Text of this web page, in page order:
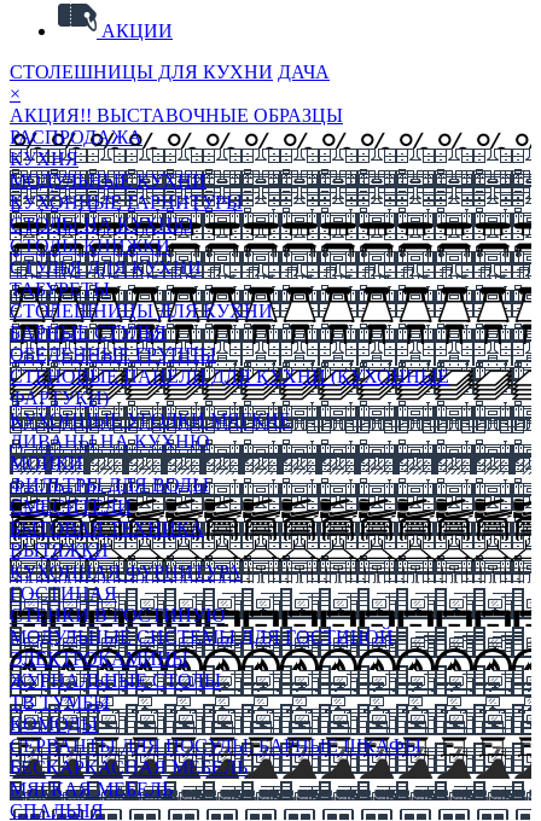
АКЦИИ
СТОЛЕШНИЦЫ ДЛЯ КУХНИ ДАЧА
×
АКЦИЯ!! ВЫСТАВОЧНЫЕ ОБРАЗЦЫ
РАСПРОДАЖА
КУХНЯ
МОДУЛЬНЫЕ КУХНИ
КУХОННЫЕ ГАРНИТУРЫ
СТОЛЫ НА КУХНЮ
СТОЛЫ КНИЖКИ
СТУЛЬЯ ДЛЯ КУХНИ
ТАБУРЕТЫ
СТОЛЕШНИЦЫ ДЛЯ КУХНИ
БАРНЫЕ СТУЛЬЯ
ОБЕДЕННЫЕ ГРУППЫ
СТЕНОВЫЕ ПАНЕЛИ ДЛЯ КУХНИ (КУХОННЫЕ
ФАРТУКИ)
КУХОННЫЕ УГОЛКИ МЯГКИЕ
ДИВАНЫ НА КУХНЮ
МОЙКИ
ФИЛЬТРЫ ДЛЯ ВОДЫ
СМЕСИТЕЛИ
БЫТОВАЯ ТЕХНИКА
ВЫТЯЖКИ
КУХОННАЯ ФУРНИТУРА
ГОСТИНАЯ
СТЕНКИ В ГОСТИНУЮ
МОДУЛЬНЫЕ СИСТЕМЫ ДЛЯ ГОСТИНОЙ
ЭЛЕКТРОКАМИНЫ
ЖУРНАЛЬНЫЕ СТОЛЫ
ТВ ТУМБЫ
КОМОДЫ
СЕРВАНТЫ ДЛЯ ПОСУДЫ, БАРНЫЕ ШКАФЫ
БЕСКАРКАСНАЯ МЕБЕЛЬ
МЯГКАЯ МЕБЕЛЬ
СПАЛЬНЯ